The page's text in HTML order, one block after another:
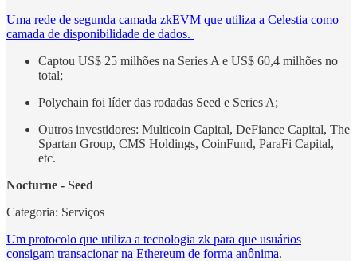
Uma rede de segunda camada zkEVM que utiliza a Celestia como
camada de disponibilidade de dados.
Captou US$ 25 milhões na Series A e US$ 60,4 milhões no
total;
Polychain foi líder das rodadas Seed e Series A;
Outros investidores: Multicoin Capital, DeFiance Capital, The
Spartan Group, CMS Holdings, CoinFund, ParaFi Capital,
etc.
Nocturne - Seed
Categoria: Serviços
Um protocolo que utiliza a tecnologia zk para que usuários
consigam transacionar na Ethereum de forma anônima.